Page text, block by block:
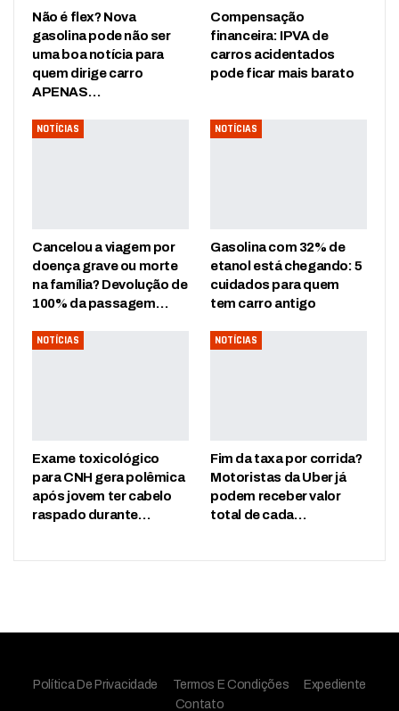
Não é flex? Nova
gasolina pode não ser
uma boa notícia para
quem dirige carro
APENAS…
Compensação
financeira: IPVA de
carros acidentados
pode ficar mais barato
NOTÍCIAS
Cancelou a viagem por
doença grave ou morte
na família? Devolução de
100% da passagem…
NOTÍCIAS
Gasolina com 32% de
etanol está chegando: 5
cuidados para quem
tem carro antigo
NOTÍCIAS
Exame toxicológico
para CNH gera polêmica
após jovem ter cabelo
raspado durante…
NOTÍCIAS
Fim da taxa por corrida?
Motoristas da Uber já
podem receber valor
total de cada…
Política De Privacidade Termos E Condições
Expediente
Contato